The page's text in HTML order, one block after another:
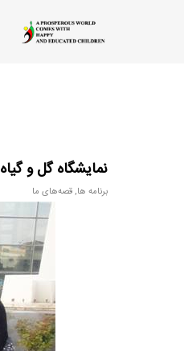
نمایشگاه گل و گیاه
برنامه ها,قصه‌های ما